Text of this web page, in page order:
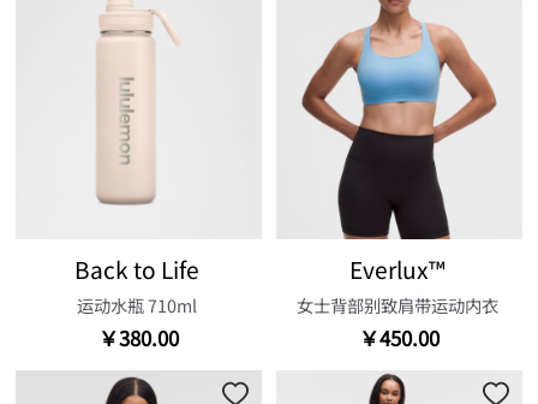
Back to Life
运动水瓶 710ml
￥380.00
Everlux™
女士背部别致肩带运动内衣
￥450.00